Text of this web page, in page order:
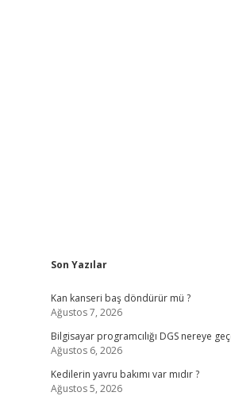
Sidebar
Son Yazılar
Kan kanseri baş döndürür mü ?
Ağustos 7, 2026
Bilgisayar programcılığı DGS nereye
Ağustos 6, 2026
Kedilerin yavru bakımı var mıdır ?
Ağustos 5, 2026